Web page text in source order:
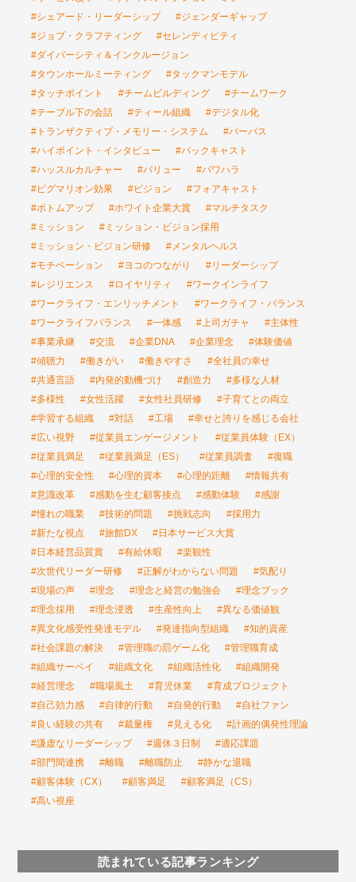
#シェアード・リーダーシップ
#ジェンダーギャップ
#ジョブ・クラフティング
#セレンディピティ
#ダイバーシティ＆インクルージョン
#タウンホールミーティング
#タックマンモデル
#タッチポイント
#チームビルディング
#チームワーク
#テーブル下の会話
#ティール組織
#デジタル化
#トランザクティブ・メモリー・システム
#パーパス
#ハイポイント・インタビュー
#バックキャスト
#ハッスルカルチャー
#バリュー
#パワハラ
#ピグマリオン効果
#ビジョン
#フォアキャスト
#ボトムアップ
#ホワイト企業大賞
#マルチタスク
#ミッション
#ミッション・ビジョン採用
#ミッション・ビジョン研修
#メンタルヘルス
#モチベーション
#ヨコのつながり
#リーダーシップ
#レジリエンス
#ロイヤリティ
#ワークインライフ
#ワークライフ・エンリッチメント
#ワークライフ・バランス
#ワークライフバランス
#一体感 #上司ガチャ
#主体性
#事業承継
#交流 #企業DNA #企業理念
#体験価値
#傾聴力
#働きがい #働きやすさ
#全社員の幸せ
#共通言語
#内発的動機づけ #創造力
#多様な人材
#多様性
#女性活躍 #女性社員研修
#子育てとの両立
#学習する組織
#対話 #工場
#幸せと誇りを感じる会社
#広い視野
#従業員エンゲージメント
#従業員体験（EX）
#従業員満足
#従業員満足（ES） #従業員調査
#復職
#心理的安全性
#心理的資本 #心理的距離
#情報共有
#意識改革
#感動を生む顧客接点 #感動体験
#感謝
#憧れの職業
#技術的問題 #挑戦志向
#採用力
#新たな視点
#旅館DX
#日本サービス大賞
#日本経営品質賞
#有給休暇
#楽観性
#次世代リーダー研修
#正解がわからない問題
#気配り
#現場の声
#理念 #理念と経営の勉強会
#理念ブック
#理念採用
#理念浸透 #生産性向上
#異なる価値観
#異文化感受性発達モデル
#発達指向型組織
#知的資産
#社会課題の解決
#管理職の罰ゲーム化
#管理職育成
#組織サーベイ
#組織文化 #組織活性化
#組織開発
#経営理念
#職場風土 #育児休業
#育成プロジェクト
#自己効力感
#自律的行動 #自発的行動
#自社ファン
#良い経験の共有
#裁量権 #見える化
#計画的偶発性理論
#謙虚なリーダーシップ
#週休３日制
#適応課題
#部門間連携
#離職 #離職防止
#静かな退職
#顧客体験（CX）
#顧客満足
#顧客満足（CS）
#高い視座
読まれている記事ランキング